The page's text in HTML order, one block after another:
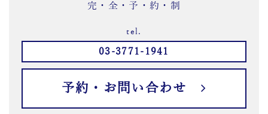
完・全・予・約・制
tel.
03-3771-1941
予約・お問い合わせ